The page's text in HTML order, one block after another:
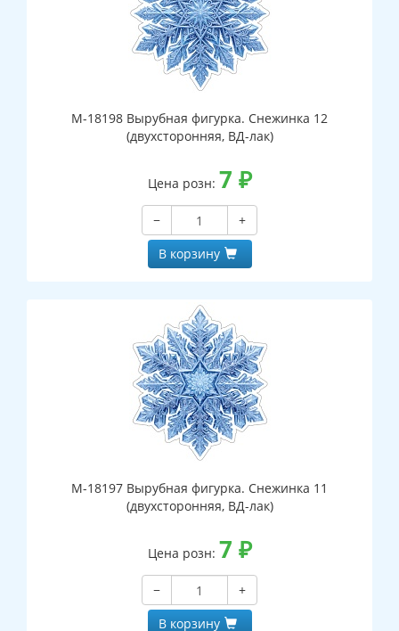
М-18198 Вырубная фигурка. Снежинка 12
(двухсторонняя, ВД-лак)
Цена розн: 7 ₽
−
+
В корзину
М-18197 Вырубная фигурка. Снежинка 11
(двухсторонняя, ВД-лак)
Цена розн: 7 ₽
−
+
В корзину